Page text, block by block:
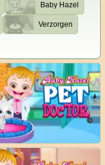
Baby Hazel
Verzorgen